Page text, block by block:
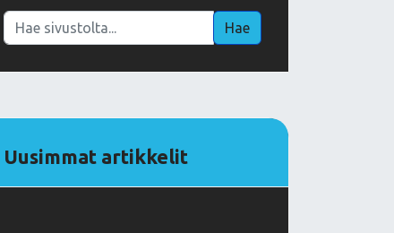
Haku Hae
Uusimmat artikkelit